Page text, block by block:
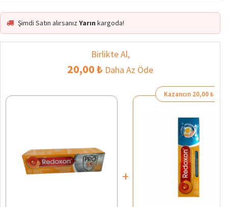
Şimdi Satın alırsanızYarın kargoda!
Birlikte Al,
20,00 ₺ Daha Az Öde
+
Kazancın 20,00 ₺